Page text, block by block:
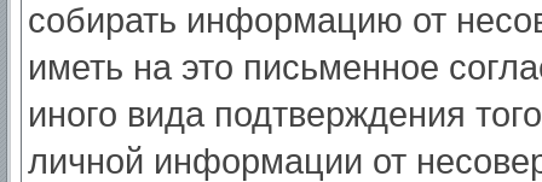
собирать информацию от
иметь на это письменное
иного вида подтверждения
личной информации от